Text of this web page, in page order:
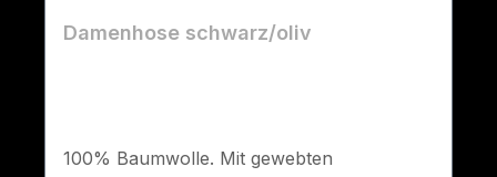
Damenhose schwarz/oliv
100% Baumwolle. Mit gewebten